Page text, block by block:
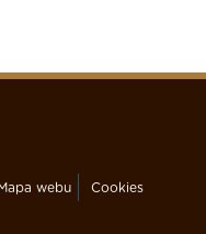
webu Cookies